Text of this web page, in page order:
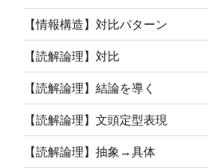
【情報構造】対比パターン
【読解論理】対比
【読解論理】結論を導く
【読解論理】文頭定型表現
【読解論理】抽象→具体